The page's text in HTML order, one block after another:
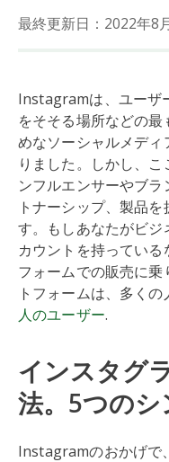
最終更新日：2022年8
Instagramは、ユーザ
をそそる場所などの
めなソーシャルメディ
りました。しかし、こ
ンフルエンサーやブ
トナーシップ、製品
す。もしあなたがビ
カウントを持ってい
フォームでの販売に
トフォームは、多く
人のユーザー.
インスタグ
法。5つの
Instagramのおかげで